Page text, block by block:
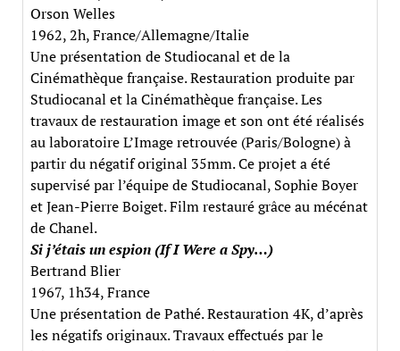
Orson Welles
1962, 2h, France/Allemagne/Italie
Une présentation de Studiocanal et de la
Cinémathèque française. Restauration produite par
Studiocanal et la Cinémathèque française. Les
travaux de restauration image et son ont été réalisés
au laboratoire L’Image retrouvée (Paris/Bologne) à
partir du négatif original 35mm. Ce projet a été
supervisé par l’équipe de Studiocanal, Sophie Boyer
et Jean-Pierre Boiget. Film restauré grâce au mécénat
de Chanel.
Si j’étais un espion (If I Were a Spy…)
Bertrand Blier
1967, 1h34, France
Une présentation de Pathé. Restauration 4K, d’après
les négatifs originaux. Travaux effectués par le